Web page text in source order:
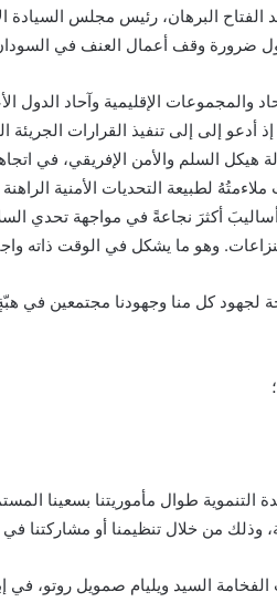
ضرورة وقف أعمال العنف في
والمجموعات الإقليمية وآحاد الدول
السلم والأمن الإفريقي، في
لطبيعة التحديات الأمنية
أكثرَ نجاعةً في مواجهة تحدي
وهو ما يشكل في الوقت ذاته
لجهود كل منا وجهودنا مجتمعين
التنموية طوال مأموريتنا بسعينا
وذلك من خلال تنظيمنا أو مشاركتنا